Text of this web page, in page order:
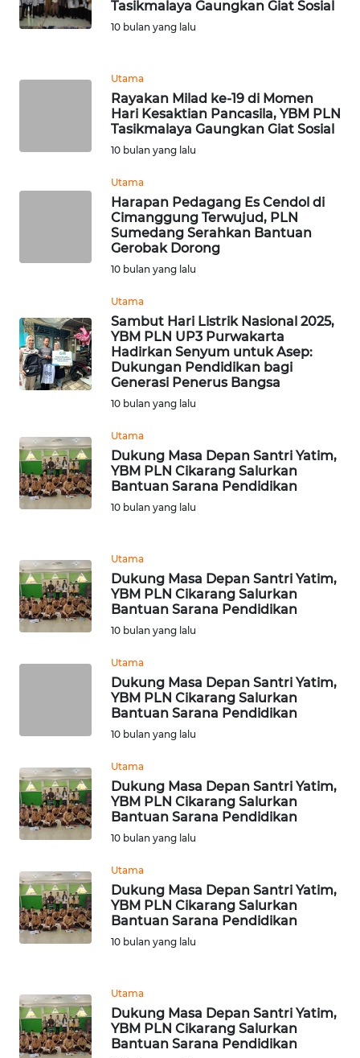
Tasikmalaya Gaungkan Giat Sosial
10 bulan yang lalu
Utama
Rayakan Milad ke-19 di Momen
Hari Kesaktian Pancasila, YBM PLN
Tasikmalaya Gaungkan Giat Sosial
10 bulan yang lalu
Utama
Harapan Pedagang Es Cendol di
Cimanggung Terwujud, PLN
Sumedang Serahkan Bantuan
Gerobak Dorong
10 bulan yang lalu
Utama
Sambut Hari Listrik Nasional 2025,
YBM PLN UP3 Purwakarta
Hadirkan Senyum untuk Asep:
Dukungan Pendidikan bagi
Generasi Penerus Bangsa
10 bulan yang lalu
Utama
Dukung Masa Depan Santri Yatim,
YBM PLN Cikarang Salurkan
Bantuan Sarana Pendidikan
10 bulan yang lalu
Utama
Dukung Masa Depan Santri Yatim,
YBM PLN Cikarang Salurkan
Bantuan Sarana Pendidikan
10 bulan yang lalu
Utama
Dukung Masa Depan Santri Yatim,
YBM PLN Cikarang Salurkan
Bantuan Sarana Pendidikan
10 bulan yang lalu
Utama
Dukung Masa Depan Santri Yatim,
YBM PLN Cikarang Salurkan
Bantuan Sarana Pendidikan
10 bulan yang lalu
Utama
Dukung Masa Depan Santri Yatim,
YBM PLN Cikarang Salurkan
Bantuan Sarana Pendidikan
10 bulan yang lalu
Utama
Dukung Masa Depan Santri Yatim,
YBM PLN Cikarang Salurkan
Bantuan Sarana Pendidikan
WN
WN
WN
WN
GORONTALO
WN
WN
MALUKU
WN
WN
DAIRI
WN
DANAU
LANGKAT
WN
TAPANULI
WN
TANJUNG
LESUNG
WN
SIMALUNGUN